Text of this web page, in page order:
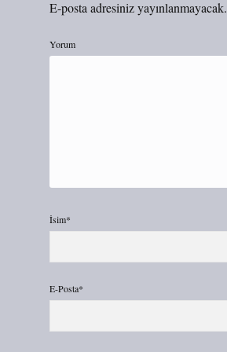
E-posta adresiniz yayınlanmayacak.
Yorum
İsim*
E-Posta*